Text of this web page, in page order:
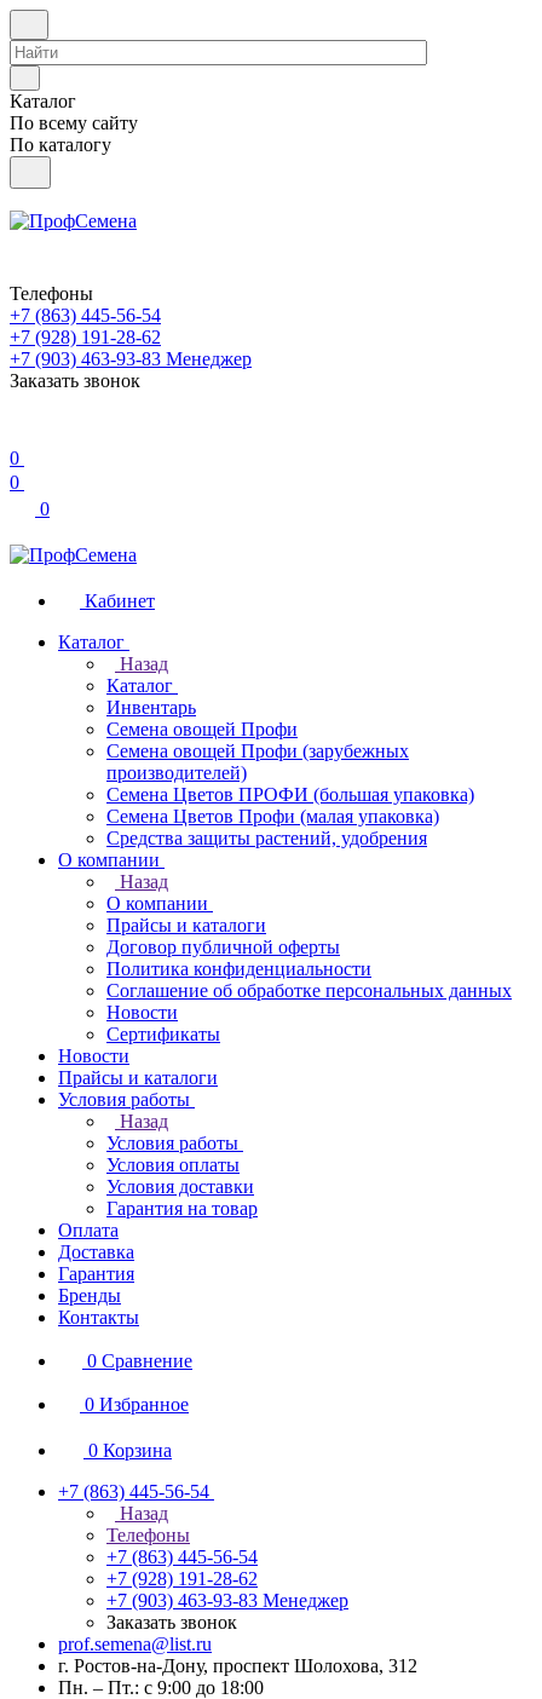
Каталог
По всему сайту
По каталогу
Телефоны
+7 (863) 445-56-54
+7 (928) 191-28-62
+7 (903) 463-93-83 Менеджер
Заказать звонок
0
0
0
Кабинет
Каталог
Назад
Каталог
Инвентарь
Семена овощей Профи
Семена овощей Профи (зарубежных
производителей)
Семена Цветов ПРОФИ (большая упаковка)
Семена Цветов Профи (малая упаковка)
Средства защиты растений, удобрения
О компании
Назад
О компании
Прайсы и каталоги
Договор публичной оферты
Политика конфиденциальности
Соглашение об обработке персональных данных
Новости
Сертификаты
Новости
Прайсы и каталоги
Условия работы
Назад
Условия работы
Условия оплаты
Условия доставки
Гарантия на товар
Оплата
Доставка
Гарантия
Бренды
Контакты
0 Сравнение
0 Избранное
0 Корзина
+7 (863) 445-56-54
Назад
Телефоны
+7 (863) 445-56-54
+7 (928) 191-28-62
+7 (903) 463-93-83 Менеджер
Заказать звонок
prof.semena@list.ru
г. Ростов-на-Дону, проспект Шолохова, 312
Пн. – Пт.: с 9:00 до 18:00